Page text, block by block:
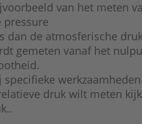
van het meten
pressure
dan de atmosferische
gemeten vanaf het
druk wilt meten